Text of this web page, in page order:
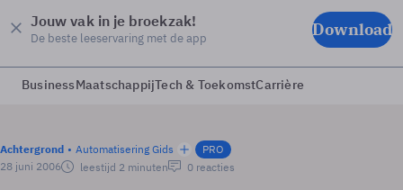
Jouw vak in je broekzak!
De beste leeservaring met de app Download
BusinessMaatschappijTech & ToekomstCarrière
Achtergrond Automatisering Gids
PRO
28 juni 2006
leestijd 2 minuten 0 reacties